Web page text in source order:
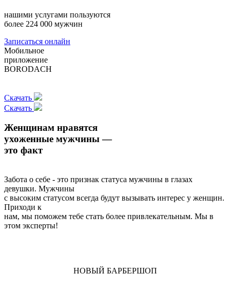
нашими услугами пользуются
более 224 000 мужчин
Записаться онлайн
Мобильное
приложение
BORODACH
Скачать
Скачать
Женщинам нравятся
ухоженные мужчины —
это факт
Забота о себе - это признак статуса мужчины в глазах
девушки. Мужчины
с высоким статусом всегда будут вызывать интерес у женщин.
Приходи к
нам, мы поможем тебе стать более привлекательным. Мы в
этом эксперты!
НОВЫЙ БАРБЕРШОП